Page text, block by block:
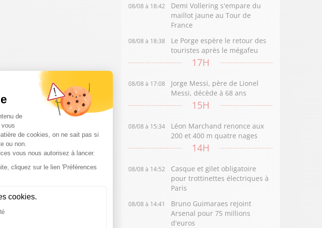
08/08 à 18:42
Demi Vollering s'empare du
maillot jaune au Tour de
France
08/08 à 18:38
Le Porge espère le retour des
touristes après le mégafeu
17H
08/08 à 17:08
Jorge Messi, père de Lionel
Messi, décède à 68 ans
15H
08/08 à 15:34
Léon Marchand renonce aux
200 et 400 m quatre nages
14H
08/08 à 14:52
Casque et gilet obligatoire
pour trottinettes électriques à
Paris
08/08 à 14:41
Bruno Guimaraes rejoint
Arsenal pour 75 millions
d'euros